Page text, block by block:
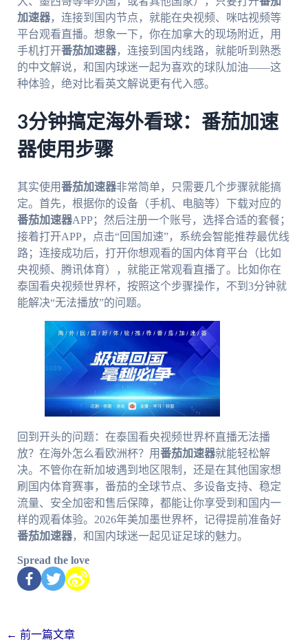
加速器，连接到国内节点，就能在央视频、咪咕视频等
平台观看直播。想象一下，你在加拿大的现场附近，用
手机打开番茄加速器，连接到国内线路，就能听到熟悉
的中文解说，和国内球迷一起为喜欢的球队加油——这
种体验，绝对比看英文解说更有代入感。
3分钟搞定海外看球：番茄加速
器使用步骤
其实使用番茄加速器非常简单，只需要几个步骤就能搞
定。首先，根据你的设备（手机、电脑等）下载对应的
番茄加速器APP；然后注册一个账号，选择合适的套餐；
接着打开APP，点击“回国加速”，系统会智能推荐最优线
路；连接成功后，打开你想观看的国内体育平台（比如
央视频、腾讯体育），就能正常观看直播了。比如你在
泰国看央视频世界杯，按照这个步骤操作，不到3分钟就
能解决“无法播放”的问题。
回到开头的问题：在泰国看央视频世界杯直播无法播
放？在海外怎么看欧洲杯？用番茄加速器就能轻松解
决。不管你在新加坡遇到地区限制，还是在其他国家想
刷国内体育赛事，番茄的全球节点、多设备支持、稳定
流量、安全加密和售后保障，都能让你享受到和国内一
样的观看体验。2026年美加墨世界杯，记得提前准备好
番茄加速器，和国内球迷一起见证足球的魅力。
Spread the love
← 前一篇文章